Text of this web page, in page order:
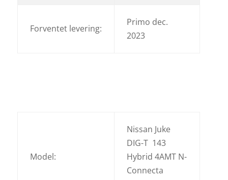
Forventet levering:
Primo dec.
2023
Model:
Nissan Juke
DIG-T 143
Hybrid 4AMT N-
Connecta